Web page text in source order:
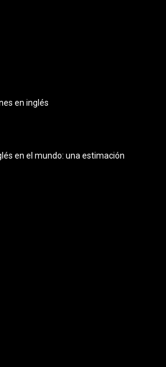
en inglés
en el mundo: una estimación